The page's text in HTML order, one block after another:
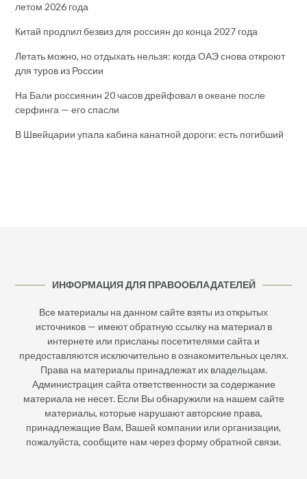
летом 2026 года
Китай продлил безвиз для россиян до конца 2027 года
Летать можно, но отдыхать нельзя: когда ОАЭ снова откроют
для туров из России
На Бали россиянин 20 часов дрейфовал в океане после
серфинга — его спасли
В Швейцарии упала кабина канатной дороги: есть погибший
ИНФОРМАЦИЯ ДЛЯ ПРАВООБЛАДАТЕЛЕЙ
Все материалы на данном сайте взяты из открытых
источников — имеют обратную ссылку на материал в
интернете или присланы посетителями сайта и
предоставляются исключительно в ознакомительных целях.
Права на материалы принадлежат их владельцам.
Администрация сайта ответственности за содержание
материала не несет. Если Вы обнаружили на нашем сайте
материалы, которые нарушают авторские права,
принадлежащие Вам, Вашей компании или организации,
пожалуйста, сообщите нам через форму обратной связи.